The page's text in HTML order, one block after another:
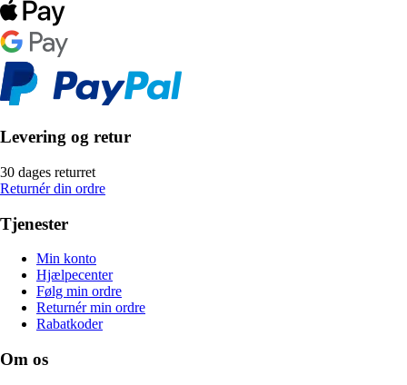
Levering og retur
30 dages returret
Returnér din ordre
Tjenester
Min konto
Hjælpecenter
Følg min ordre
Returnér min ordre
Rabatkoder
Om os